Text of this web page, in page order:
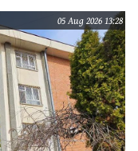
05 Aug 2026 13:28